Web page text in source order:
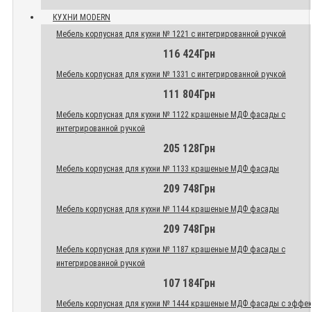
КУХНИ MODERN
Мебель корпусная для кухни № 1221 с интегрированной ручкой
116 424Грн
Мебель корпусная для кухни № 1331 с интегрированной ручкой
111 804Грн
Мебель корпусная для кухни № 1122 крашеные МДФ фасады с
интегрированной ручкой
205 128Грн
Мебель корпусная для кухни № 1133 крашеные МДФ фасады
209 748Грн
Мебель корпусная для кухни № 1144 крашеные МДФ фасады
209 748Грн
Мебель корпусная для кухни № 1187 крашеные МДФ фасады с
интегрированной ручкой
107 184Грн
Мебель корпусная для кухни № 1444 крашеные МДФ фасады с